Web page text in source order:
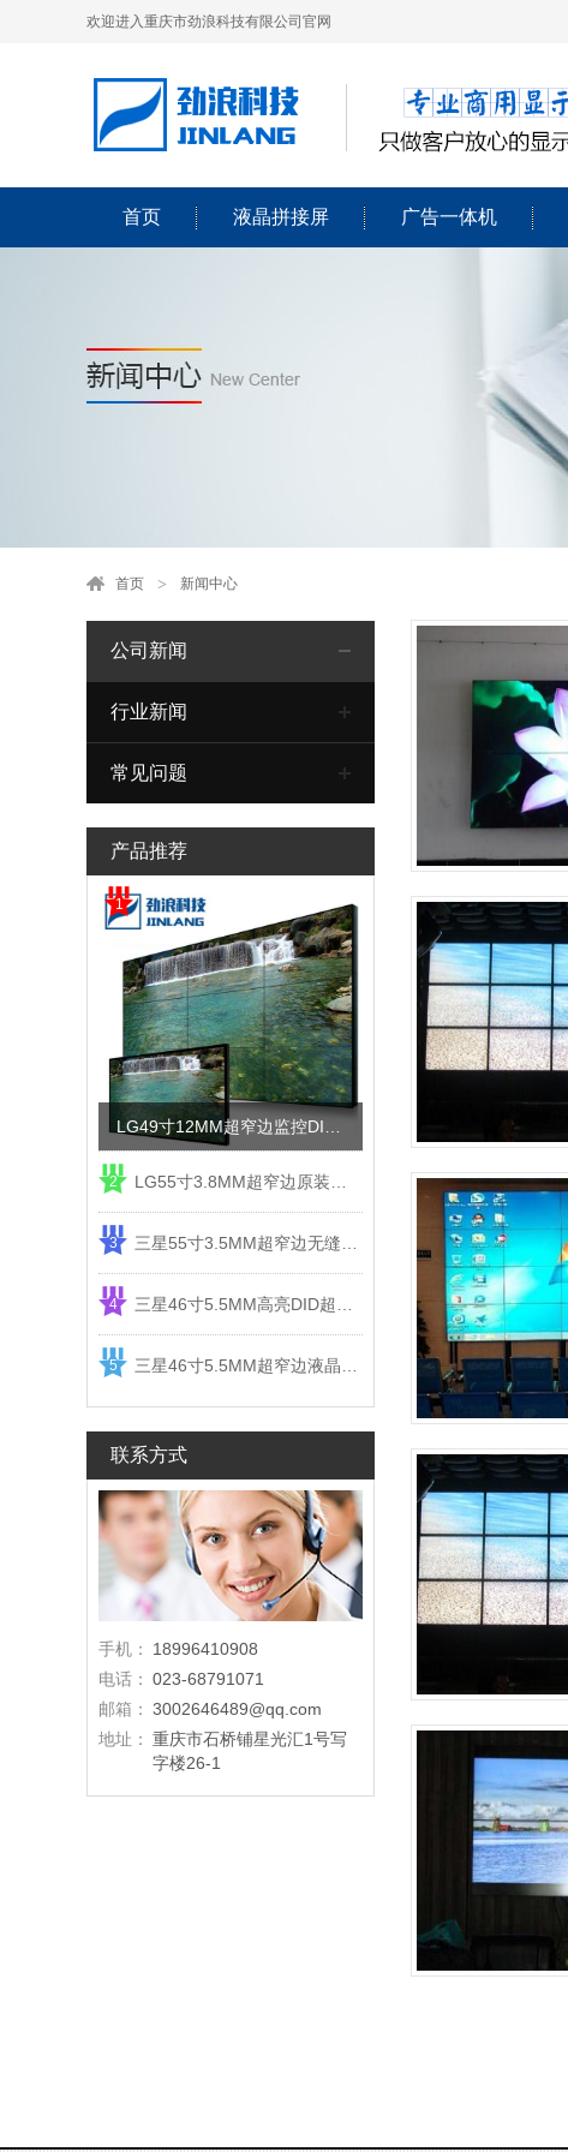
欢迎进入重庆市劲浪科技有限公司官网
首页 液晶拼接屏 广告一体机
首页 新闻中心
公司新闻
行业新闻
常见问题
产品推荐
1
2
3
4
5
联系方式
手机：
18996410908
电话： 023-68791071
邮箱： 3002646489@qq.com
地址： 重庆市石桥铺星光汇1号写
字楼26-1